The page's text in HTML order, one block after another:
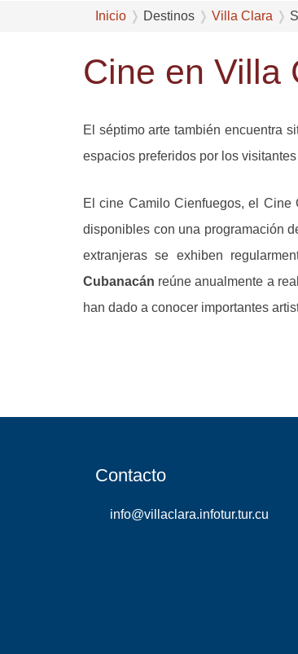
Inicio Destinos Villa Clara
Cine en Villa
El séptimo arte también encuentra
espacios preferidos por los
El cine Camilo Cienfuegos, el Cine
disponibles con una programación
extranjeras se exhiben
Cubanacán reúne anualmente a
han dado a conocer importantes
Contacto
info@villaclara.infotur.tur.cu